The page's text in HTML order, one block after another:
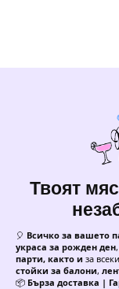
точки
Твоят
🎈 Всичко за вашето
украса за рожден ден,
парти, както и за
стойки за балони,
📦 Бърза доставка |